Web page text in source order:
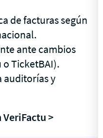
de facturas según
ante cambios
TicketBAI).
auditorías y
>